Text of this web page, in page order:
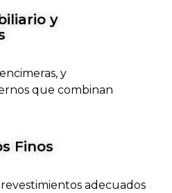
y
y
que combinan
Finos
adecuados